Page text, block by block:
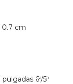
0.7 cm
6ª/5ª